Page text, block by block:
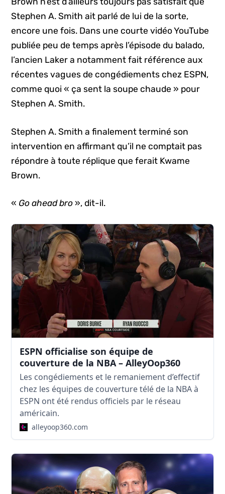
Stephen A. Smith ait parlé de lui de la sorte,
encore une fois. Dans une courte vidéo YouTube
publiée peu de temps après l’épisode du balado,
l’ancien Laker a notamment fait référence aux
récentes vagues de congédiements chez ESPN,
comme quoi « ça sent la soupe chaude » pour
Stephen A. Smith.
Stephen A. Smith a finalement terminé son
intervention en affirmant qu’il ne comptait pas
répondre à toute réplique que ferait Kwame
Brown.
« Go ahead bro », dit-il.
ESPN officialise son équipe de
couverture de la NBA – AlleyOop360
Les congédiements et le remaniement d’effectif
chez les équipes de couverture télé de la NBA à
ESPN ont été rendus officiels par le réseau
américain.
alleyoop360.com